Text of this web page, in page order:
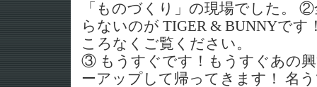
「ものづくり」の現場でした。
らないのが TIGER & BUNNYです
ころなくご覧ください。
③ もうすぐです！もうすぐあの
ーアップして帰ってきます！ 名